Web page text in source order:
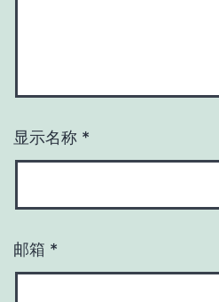
显示名称 *
邮箱 *